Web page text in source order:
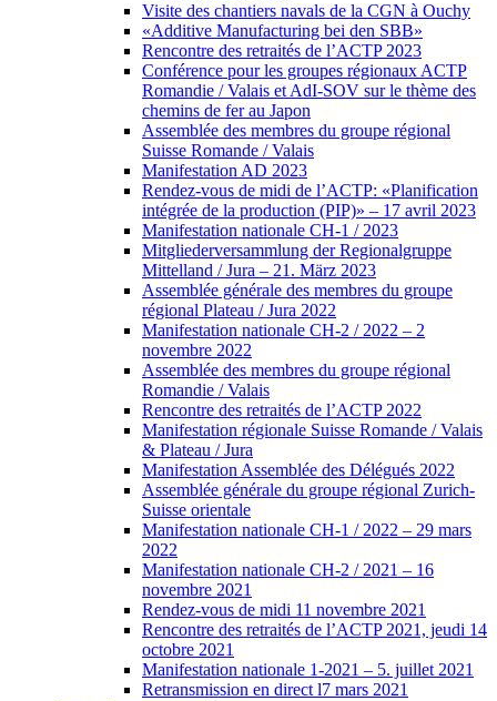
Visite des chantiers navals de la CGN à Ouchy
«Additive Manufacturing bei den SBB»
Rencontre des retraités de l’ACTP 2023
Conférence pour les groupes régionaux ACTP
Romandie / Valais et AdI-SOV sur le thème des
chemins de fer au Japon
Assemblée des membres du groupe régional
Suisse Romande / Valais
Manifestation AD 2023
Rendez-vous de midi de l’ACTP: «Planification
intégrée de la production (PIP)» – 17 avril 2023
Manifestation nationale CH-1 / 2023
Mitgliederversammlung der Regionalgruppe
Mittelland / Jura – 21. März 2023
Assemblée générale des membres du groupe
régional Plateau / Jura 2022
Manifestation nationale CH-2 / 2022 – 2
novembre 2022
Assemblée des membres du groupe régional
Romandie / Valais
Rencontre des retraités de l’ACTP 2022
Manifestation régionale Suisse Romande / Valais
& Plateau / Jura
Manifestation Assemblée des Délégués 2022
Assemblée générale du groupe régional Zurich-
Suisse orientale
Manifestation nationale CH-1 / 2022 – 29 mars
2022
Manifestation nationale CH-2 / 2021 – 16
novembre 2021
Rendez-vous de midi 11 novembre 2021
Rencontre des retraités de l’ACTP 2021, jeudi 14
octobre 2021
Manifestation nationale 1-2021 – 5. juillet 2021
Retransmission en direct l7 mars 2021